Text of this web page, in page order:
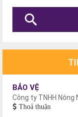
BẢO VỆ
Công ty TNHH Nông
Thoả thuận